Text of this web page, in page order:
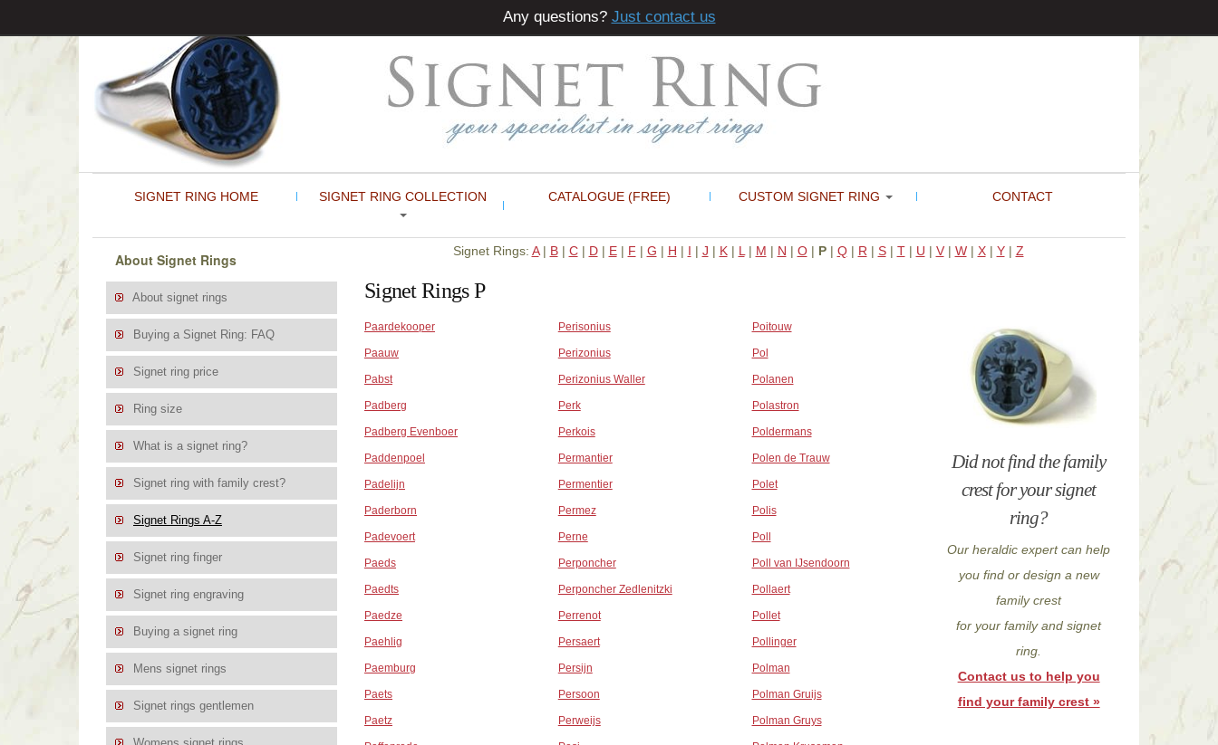
SIGNET RING HOME SIGNET RING COLLECTION CATALOGUE (FREE) CUSTOM SIGNET RING CONTACT
Signet Rings: A| B| C| D| E| F | G | H | I | J | K| L | M | N | O| P| Q| R | S| T| U | V| W| X| Y| Z
Signet Rings P
Paardekooper
Paauw
Pabst
Padberg
Padberg Evenboer
Paddenpoel
Padelijn
Paderborn
Padevoert
Paeds
Paedts
Paedze
Paehlig
Paemburg
Paets
Paetz
Perisonius
Perizonius
Perizonius Waller
Perk
Perkois
Permantier
Permentier
Permez
Perne
Perponcher
Perponcher Zedlenitzki
Perrenot
Persaert
Persijn
Persoon
Perweijs
Poitouw
Pol
Polanen
Polastron
Poldermans
Polen de Trauw
Polet
Polis
Poll
Poll van IJsendoorn
Pollaert
Pollet
Pollinger
Polman
Polman Gruijs
Polman Gruys
Did not find the family
crest for your signet
ring?
Our heraldic expert can help
you find or design a new
family crest
for your family and signet
ring.
Contact us to help you
find your family crest »
About Signet Rings
About signet rings
Buying a Signet Ring: FAQ
Signet ring price
Ring size
What is a signet ring?
Signet ring with family crest?
Signet Rings A-Z
Signet ring finger
Signet ring engraving
Buying a signet ring
Mens signet rings
Signet rings gentlemen
Any questions? Just contact us